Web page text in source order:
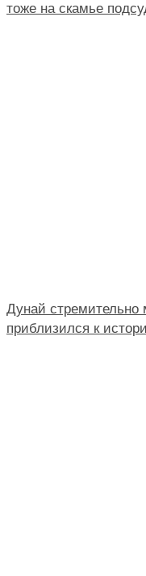
тоже на скамье
Дунай стремительно
приблизился к